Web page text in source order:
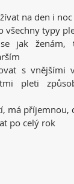
na den i noc
všechny typy
jak ženám,
s vnějšími
pleti
má
po celý rok